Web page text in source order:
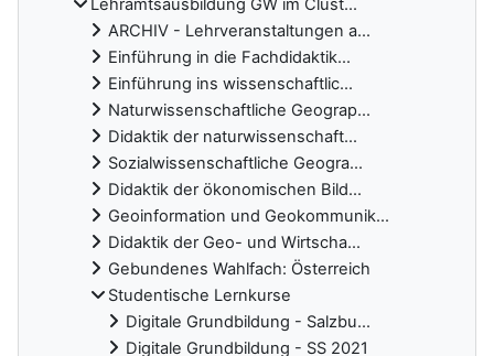
Lehramtsausbildung GW im Clust...
ARCHIV - Lehrveranstaltungen a...
Einführung in die Fachdidaktik...
Einführung ins wissenschaftlic...
Naturwissenschaftliche Geograp...
Didaktik der naturwissenschaft...
Sozialwissenschaftliche Geogra...
Didaktik der ökonomischen Bild...
Geoinformation und Geokommunik...
Didaktik der Geo- und Wirtscha...
Gebundenes Wahlfach: Österreich
Studentische Lernkurse
Digitale Grundbildung - Salzbu...
Digitale Grundbildung - SS 2021